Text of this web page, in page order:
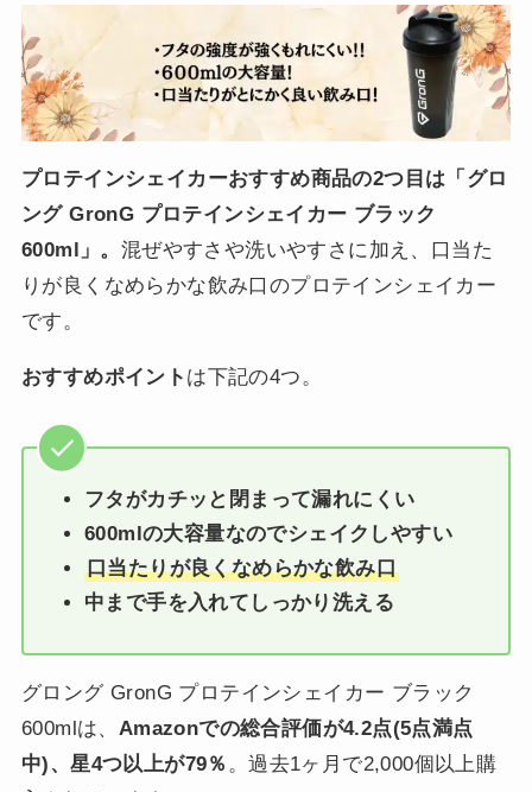
プロテインシェイカーおすすめ商品の2つ目は「グロ
ング GronG プロテインシェイカー ブラック
600ml」。 混ぜやすさや洗いやすさに加え、口当た
りが良くなめらかな飲み口のプロテインシェイカー
です。
おすすめポイント は下記の4つ。
フタがカチッと閉まって漏れにくい
600mlの大容量なのでシェイクしやすい
口当たりが良くなめらかな飲み口
中まで手を入れてしっかり洗える
グロング GronG プロテインシェイカー ブラック
600mlは、 Amazonでの総合評価が4.2点(5点満点
中)、星4つ以上が79％ 。過去1ヶ月で2,000個以上購